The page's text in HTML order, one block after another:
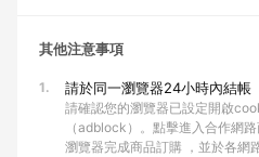
其他注意事項
1. 請於同一瀏覽器24小時內結帳
請確認您的瀏覽器已設定開啟
（adblock）。點擊進入合作網
瀏覽器完成商品訂購 ，並於各網